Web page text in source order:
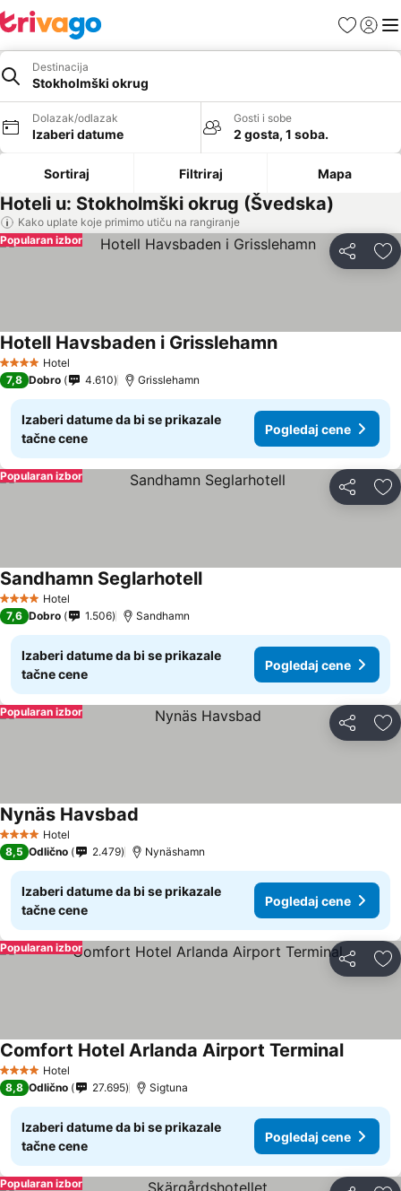
FavoritiPrijavi
Destinacija
Stokholmški okrug
Dolazak/odlazak
Izaberi datume
Gosti i sobe
2 gosta, 1 soba.
Sortiraj Filtriraj Mapa
Hoteli u: Stokholmški okrug (Švedska)
Kako uplate koje primimo utiču na rangiranje
Deli
Popularan izbor
4 ZvezdiceHotel
Hotell Havsbaden i Grisslehamn
7,8 Dobro 4.610 Grisslehamn
Izaberi datume da bi se prikazale
tačne cene
Pogledaj cene
Deli
Popularan izbor
4 ZvezdiceHotel
Sandhamn Seglarhotell
7,6 Dobro 1.506 Sandhamn
Izaberi datume da bi se prikazale
tačne cene
Pogledaj cene
Deli
Popularan izbor
4 ZvezdiceHotel
Nynäs Havsbad
8,5 Odlično 2.479 Nynäshamn
Izaberi datume da bi se prikazale
tačne cene
Pogledaj cene
Deli
Popularan izbor
4 ZvezdiceHotel
Comfort Hotel Arlanda Airport Terminal
8,8 Odlično 27.695 Sigtuna
Izaberi datume da bi se prikazale
tačne cene
Pogledaj cene
Popularan izbor